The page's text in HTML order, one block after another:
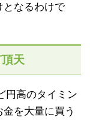
となるわけで
天
円高のタイミン
を大量に買う